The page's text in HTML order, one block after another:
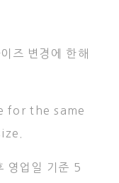
즈 변경에 한해
for the same
영업일 기준 5